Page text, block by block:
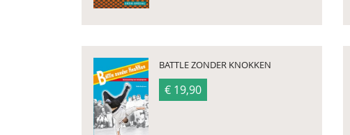
BATTLE ZONDER KNOKKEN
€ 19,90